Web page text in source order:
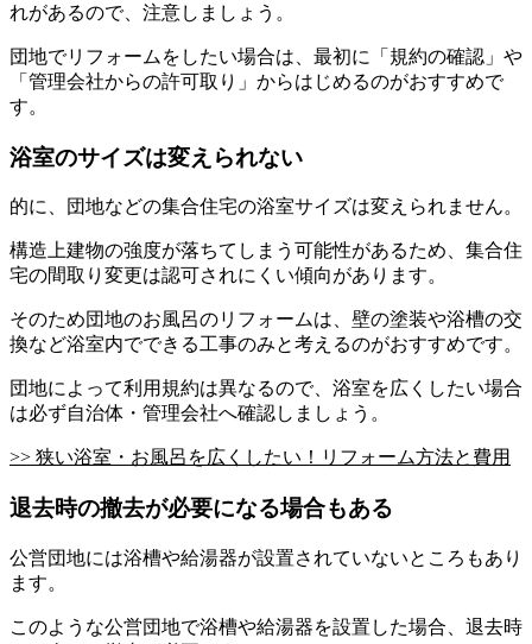
れがあるので、注意しましょう。
団地でリフォームをしたい場合は、最初に「規約の確認」や
「管理会社からの許可取り」からはじめるのがおすすめで
す。
浴室のサイズは変えられない
的に、団地などの集合住宅の浴室サイズは変えられません。
構造上建物の強度が落ちてしまう可能性があるため、集合住
宅の間取り変更は認可されにくい傾向があります。
そのため団地のお風呂のリフォームは、壁の塗装や浴槽の交
換など浴室内でできる工事のみと考えるのがおすすめです。
団地によって利用規約は異なるので、浴室を広くしたい場合
は必ず自治体・管理会社へ確認しましょう。
>> 狭い浴室・お風呂を広くしたい！リフォーム方法と費用
退去時の撤去が必要になる場合もある
公営団地には浴槽や給湯器が設置されていないところもあり
ます。
このような公営団地で浴槽や給湯器を設置した場合、退去時